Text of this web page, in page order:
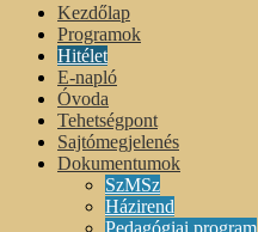
Kezdőlap
Programok
Hitélet
E-napló
Óvoda
Tehetségpont
Sajtómegjelenés
Dokumentumok
SzMSz
Házirend
Pedagógiai program